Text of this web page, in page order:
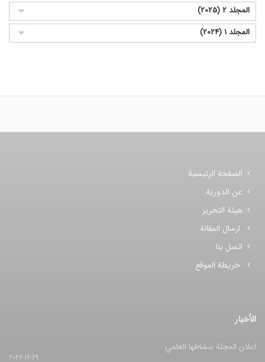
المجلد 2 (2025)
المجلد 1 (2024)
الصفحة الرئيسية
عن الدورية
هيئة التحرير
ارسال المقالة
اتصل بنا
خريطة الموقع
الأخبار
اعلان المجلة بنشاطها العلمي
2022-12-29